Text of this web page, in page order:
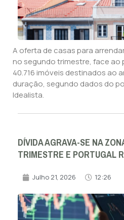
A oferta de casas para
no segundo trimestre, face
40.716 imóveis destinados ao
duração, segundo dados do
Idealista.
DÍVIDA AGRAVA-SE NA
TRIMESTRE E PORTUGAL
Julho 21, 2026 12:26